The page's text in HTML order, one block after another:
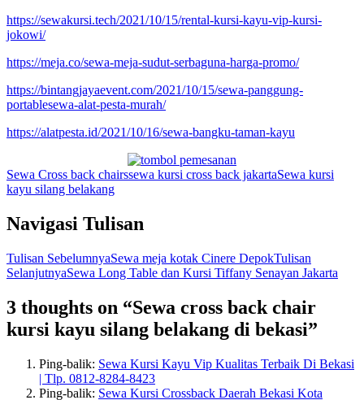
https://sewakursi.tech/2021/10/15/rental-kursi-kayu-vip-kursi-
jokowi/
https://meja.co/sewa-meja-sudut-serbaguna-harga-promo/
https://bintangjayaevent.com/2021/10/15/sewa-panggung-
portablesewa-alat-pesta-murah/
https://alatpesta.id/2021/10/16/sewa-bangku-taman-kayu
Sewa Cross back chairssewa kursi cross back jakartaSewa kursi
kayu silang belakang
Navigasi Tulisan
Tulisan SebelumnyaSewa meja kotak Cinere DepokTulisan
SelanjutnyaSewa Long Table dan Kursi Tiffany Senayan Jakarta
3 thoughts on “Sewa cross back chair
kursi kayu silang belakang di bekasi”
Ping-balik: Sewa Kursi Kayu Vip Kualitas Terbaik Di Bekasi
| Tlp. 0812-8284-8423
Ping-balik: Sewa Kursi Crossback Daerah Bekasi Kota